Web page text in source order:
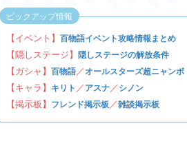
【イベント】 百物語イベント攻略情報まとめ
【隠しステージ】 隠しステージの解放条件
【ガシャ】 百物語／オールスターズ超ニャンボ
【キャラ】 キリト ／アスナ／シノン
【掲示板】 フレンド掲示板／雑談掲示板
ピックアップ情報